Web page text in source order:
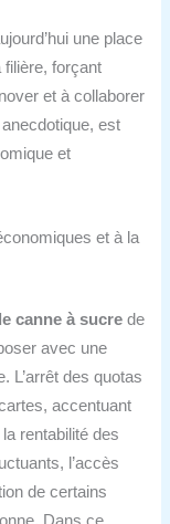
une place
forçant
et à collaborer
est
et
et à la
canne à sucre de
avec une
L’arrêt des quotas
accentuant
rentabilité des
l’accès
de certains
Dans ce